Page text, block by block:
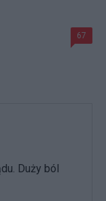
67
Duży ból